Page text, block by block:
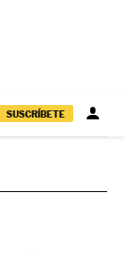
SUSCRÍBETE